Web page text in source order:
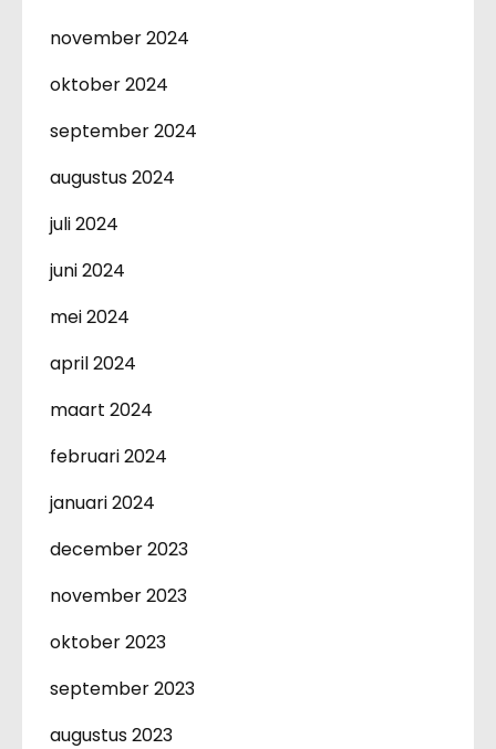
november 2024
oktober 2024
september 2024
augustus 2024
juli 2024
juni 2024
mei 2024
april 2024
maart 2024
februari 2024
januari 2024
december 2023
november 2023
oktober 2023
september 2023
augustus 2023